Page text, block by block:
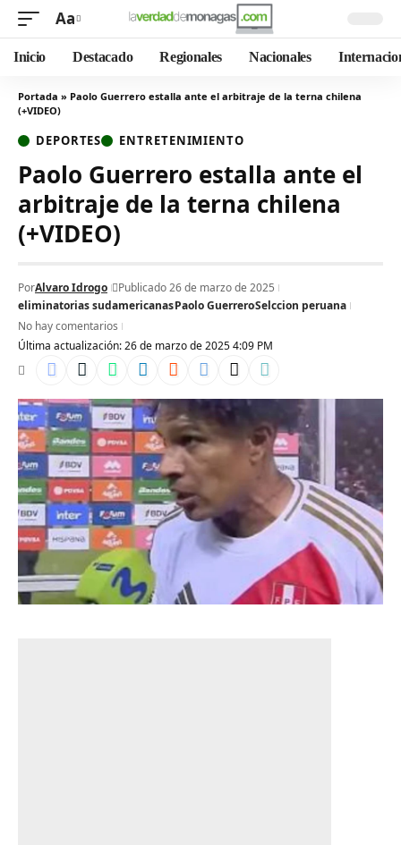
Aa
Inicio Destacado Regionales Nacionales
Portada » Paolo Guerrero estalla ante el arbitraje de la terna chilena
(+VIDEO)
DEPORTES ENTRETENIMIENTO
Paolo Guerrero estalla ante el
arbitraje de la terna chilena
(+VIDEO)
Última actualización: 26 de marzo de 2025 4:09 PM
PorAlvaro Idrogo
Publicado 26 de marzo de 2025
eliminatorias sudamericanasPaolo GuerreroSelccion peruana
No hay comentarios